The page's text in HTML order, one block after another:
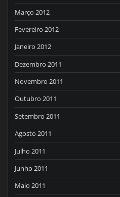
Março 2012
Fevereiro 2012
Janeiro 2012
Dezembro 2011
Novembro 2011
Outubro 2011
Setembro 2011
Agosto 2011
Julho 2011
Junho 2011
Maio 2011